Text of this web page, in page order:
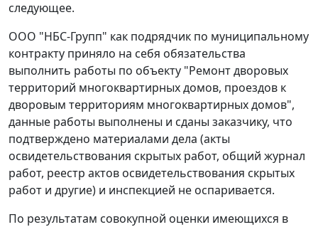
следующее.
ООО "НБС-Групп" как подрядчик по муниципальному
контракту приняло на себя обязательства
выполнить работы по объекту "Ремонт дворовых
территорий многоквартирных домов, проездов к
дворовым территориям многоквартирных домов",
данные работы выполнены и сданы заказчику, что
подтверждено материалами дела (акты
освидетельствования скрытых работ, общий журнал
работ, реестр актов освидетельствования скрытых
работ и другие) и инспекцией не оспаривается.
По результатам совокупной оценки имеющихся в